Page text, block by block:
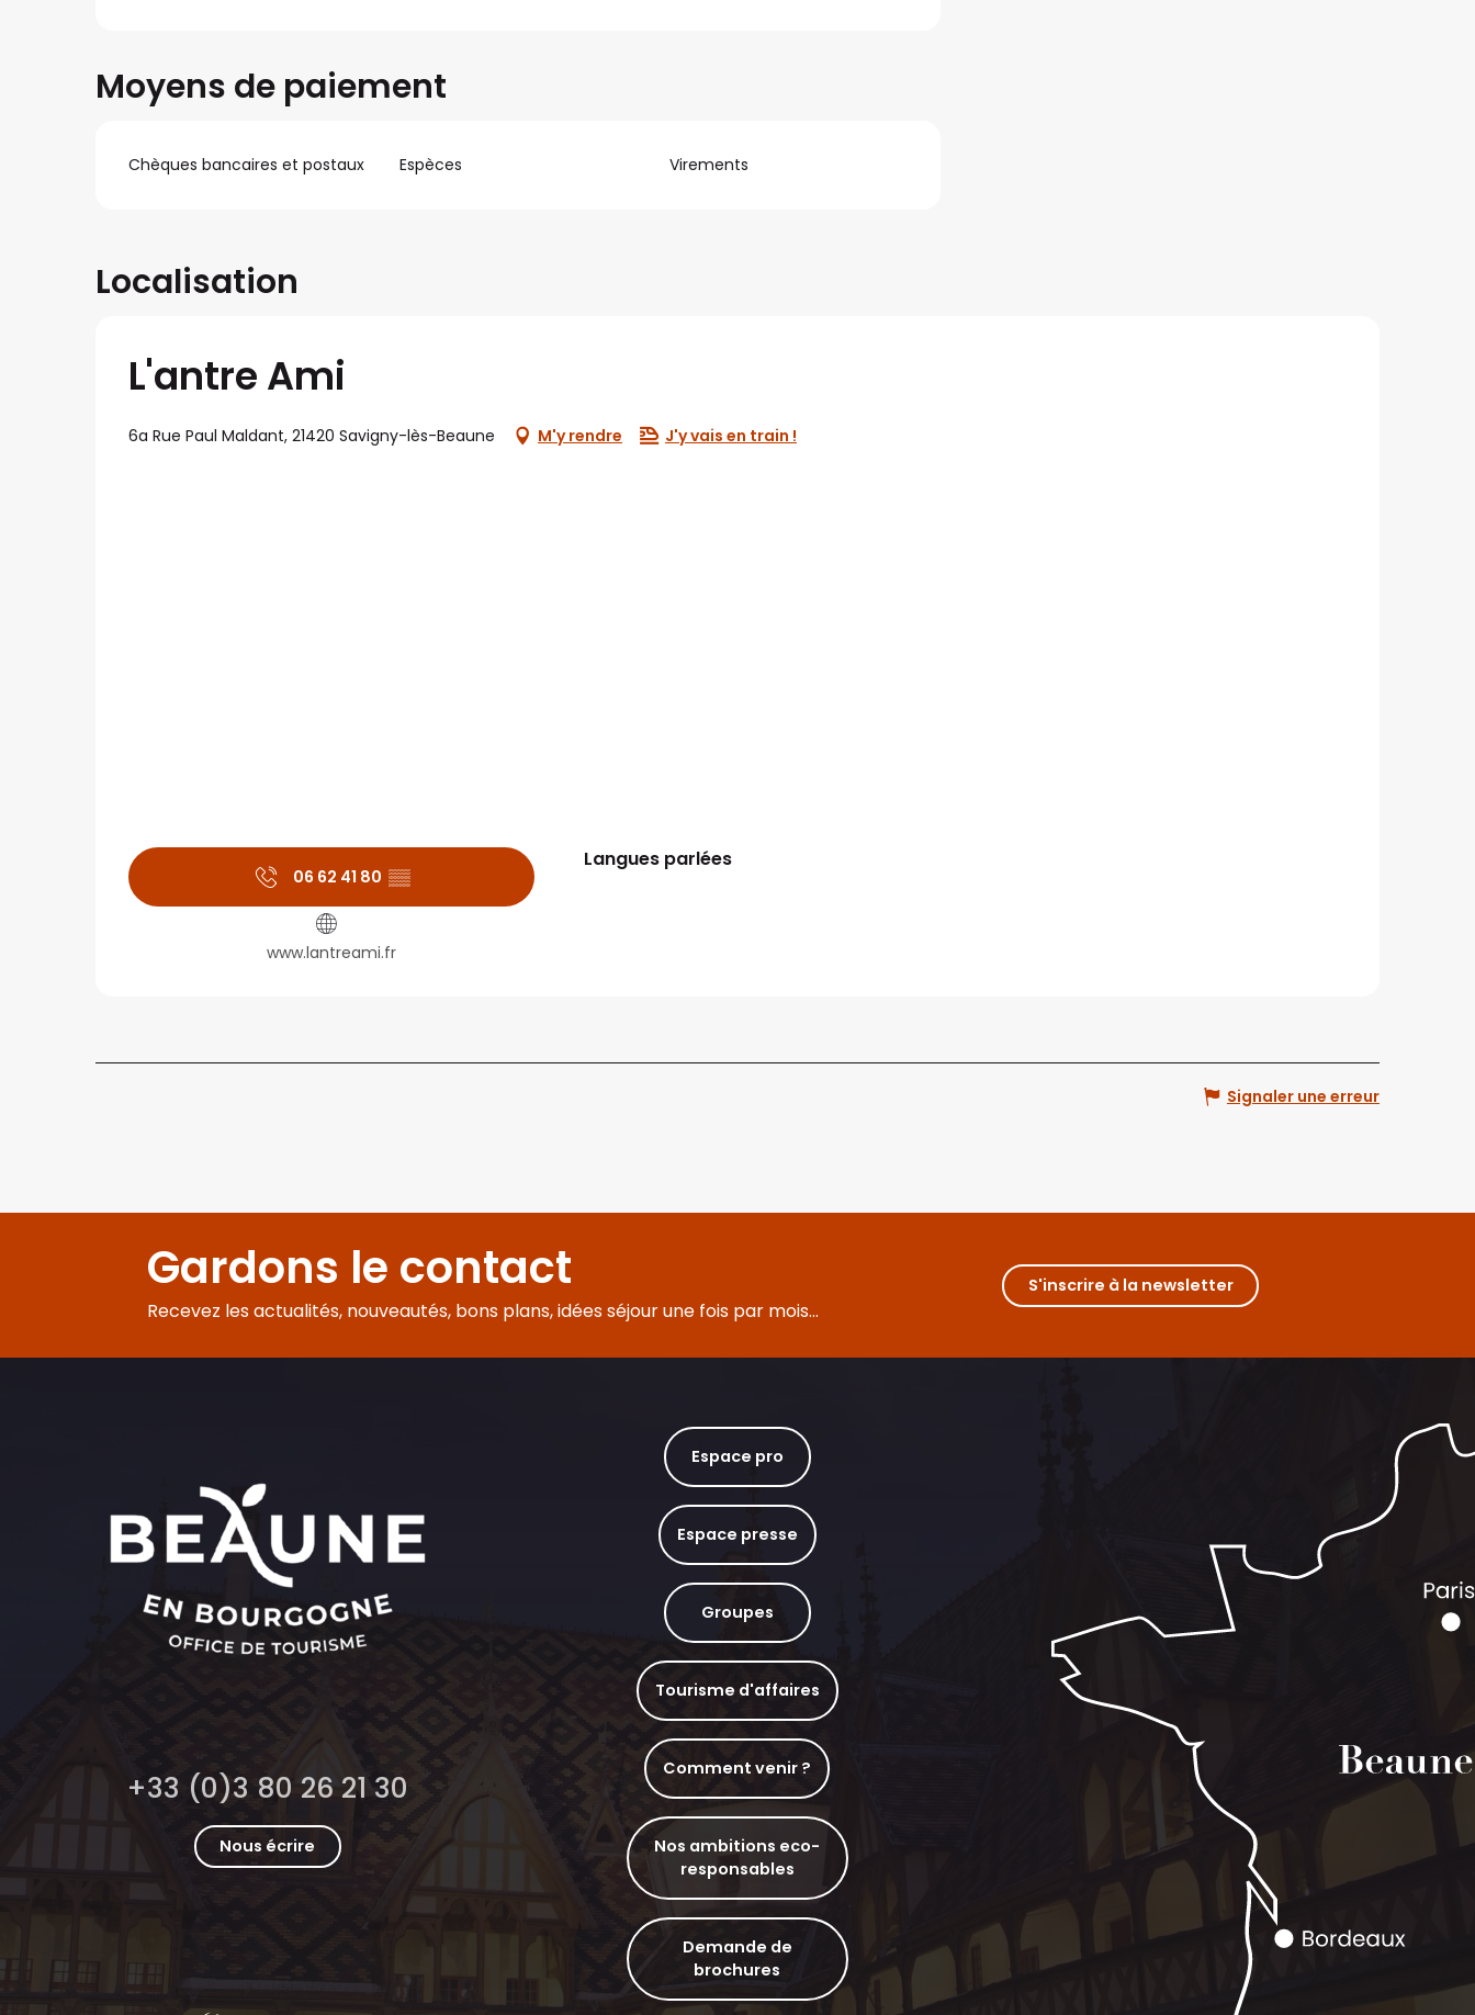
Moyens de paiement
Chèques bancaires et postaux Espèces Virements
Localisation
L'antre Ami
6a Rue Paul Maldant, 21420 Savigny-lès-Beaune M'y rendre J'y vais en train !
06 62 41 80 ▒▒
www.lantreami.fr
Langues parlées
Langues parlées
Signaler une erreur
Gardons le contact
Recevez les actualités, nouveautés, bons plans, idées séjour une fois par mois...
S'inscrire à la newsletter
+33 (0)3 80 26 21 30
Nous écrire
Espace pro
Espace presse
Groupes
Tourisme d'affaires
Comment venir ?
Nos ambitions eco-
responsables
Demande de
brochures